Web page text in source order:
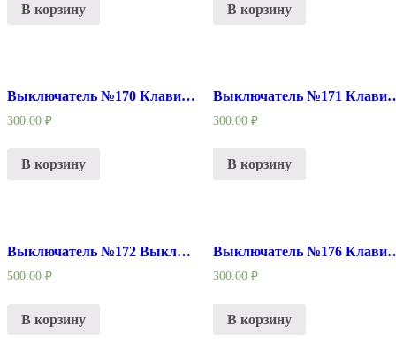
В корзину В корзину
Выключатель №170 Клавиша-бочонок малый
300.00 ₽
В корзину
Выключатель №171
300.00 ₽
В корзину
Выключатель №172 Выключатель подходит для дрели DWT
500.00 ₽
В корзину
Выключатель №176 Клавиша
300.00 ₽
В корзину